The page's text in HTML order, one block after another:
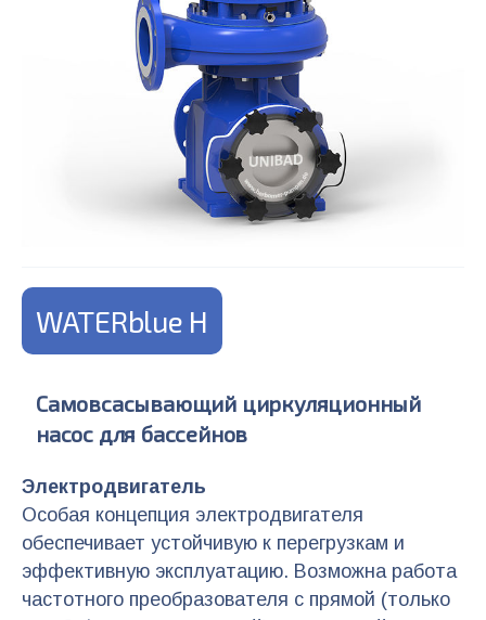
WATERblue H
Самовсасывающий циркуляционный
насос для бассейнов
Электродвигатель
Особая концепция электродвигателя
обеспечивает устойчивую к перегрузкам и
эффективную эксплуатацию. Возможна работа
частотного преобразователя с прямой (только